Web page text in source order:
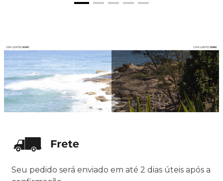
Seu pedido será enviado em até 2 dias úteis após a